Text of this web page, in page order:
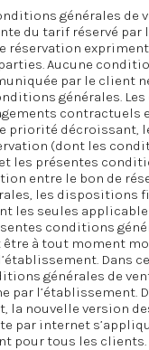
générales de
du tarif réservé par
réservation
Aucune
par le client
générales.
contractuels
priorité décroissant,
(dont les
les présentes
entre le bon de
les dispositions
les seules
conditions
à tout moment
Dans
générales de
par l’établissement.
la nouvelle version
par internet
pour tous les clients.